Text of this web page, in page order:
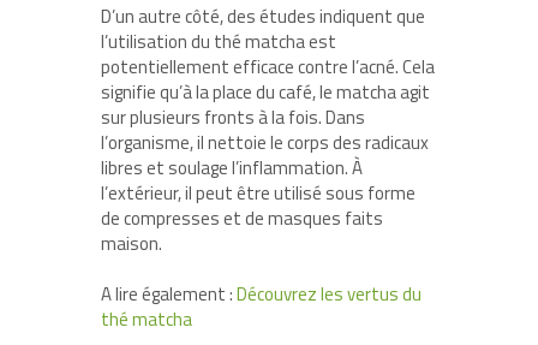
D’un autre côté, des études indiquent que
l’utilisation du thé matcha est
potentiellement efficace contre l’acné. Cela
signifie qu’à la place du café, le matcha agit
sur plusieurs fronts à la fois. Dans
l’organisme, il nettoie le corps des radicaux
libres et soulage l’inflammation. À
l’extérieur, il peut être utilisé sous forme
de compresses et de masques faits
maison.
A lire également :Découvrez les vertus du
thé matcha